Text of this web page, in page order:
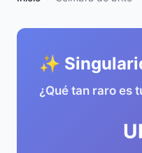
✨
¿Qué tan raro es